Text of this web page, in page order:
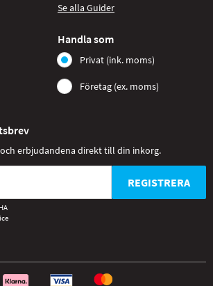
Se alla Guider
Handla som
Privat (ink. moms)
Företag (ex. moms)
erbjudandena direkt till din inkorg.
REGISTRERA